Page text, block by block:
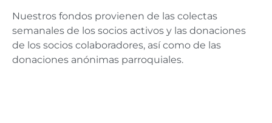
Nuestros fondos provienen de las colectas
semanales de los socios activos y las donaciones
de los socios colaboradores, así como de las
donaciones anónimas parroquiales.